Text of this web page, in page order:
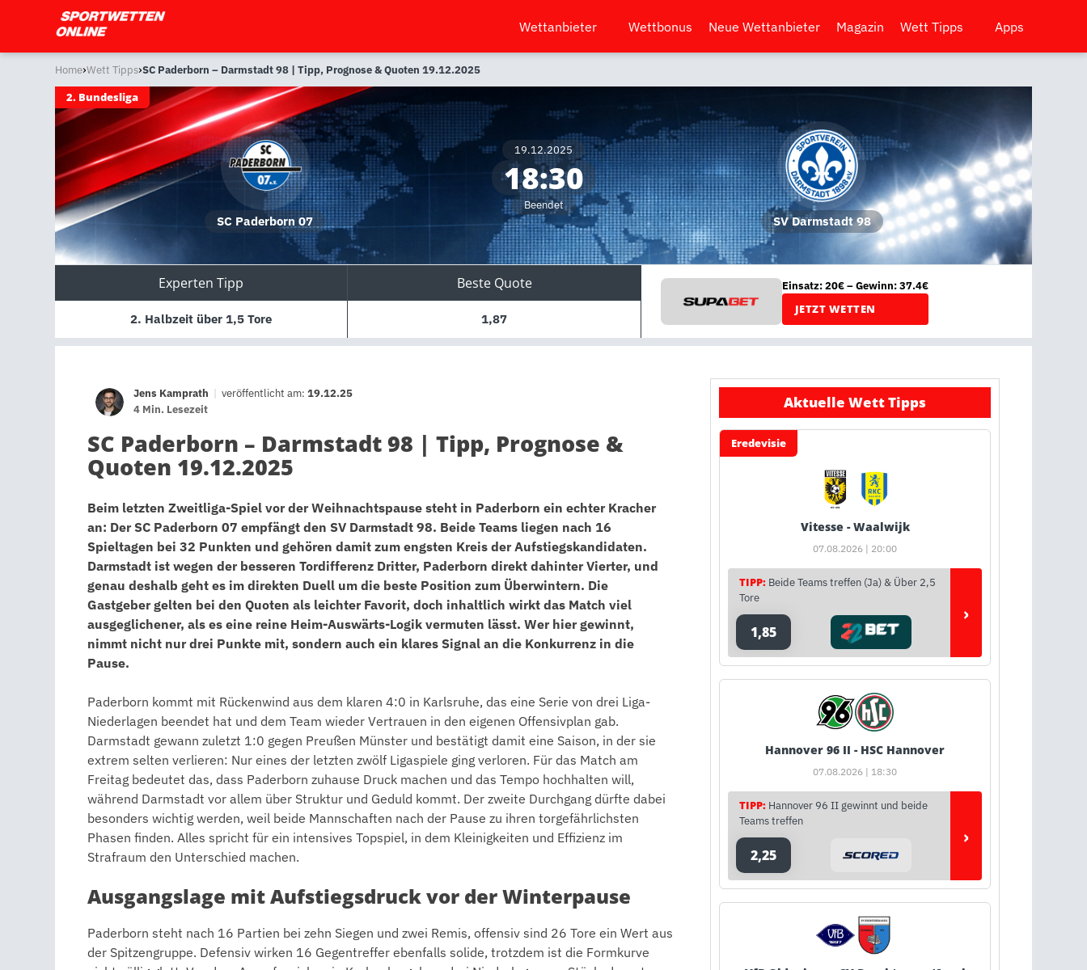
Wettanbieter Wettbonus Neue Wettanbieter Magazin Wett Tipps Apps
Home›Wett Tipps›SC Paderborn – Darmstadt 98 | Tipp, Prognose & Quoten 19.12.2025
2. Bundesliga
SC Paderborn 07
19.12.2025
18:30
Beendet
SV Darmstadt 98
Experten Tipp Beste Quote
2. Halbzeit über 1,5 Tore 1,87
Einsatz: 20€ – Gewinn: 37.4€
JETZT WETTEN
Jens Kamprath | veröffentlicht am: 19.12.25
4 Min. Lesezeit
SC Paderborn – Darmstadt 98 | Tipp, Prognose &
Quoten 19.12.2025
Beim letzten Zweitliga-Spiel vor der Weihnachtspause steht in Paderborn ein echter Kracher
an: Der SC Paderborn 07 empfängt den SV Darmstadt 98. Beide Teams liegen nach 16
Spieltagen bei 32 Punkten und gehören damit zum engsten Kreis der Aufstiegskandidaten.
Darmstadt ist wegen der besseren Tordifferenz Dritter, Paderborn direkt dahinter Vierter, und
genau deshalb geht es im direkten Duell um die beste Position zum Überwintern. Die
Gastgeber gelten bei den Quoten als leichter Favorit, doch inhaltlich wirkt das Match viel
ausgeglichener, als es eine reine Heim-Auswärts-Logik vermuten lässt. Wer hier gewinnt,
nimmt nicht nur drei Punkte mit, sondern auch ein klares Signal an die Konkurrenz in die
Pause.
Paderborn kommt mit Rückenwind aus dem klaren 4:0 in Karlsruhe, das eine Serie von drei Liga-
Niederlagen beendet hat und dem Team wieder Vertrauen in den eigenen Offensivplan gab.
Darmstadt gewann zuletzt 1:0 gegen Preußen Münster und bestätigt damit eine Saison, in der sie
extrem selten verlieren: Nur eines der letzten zwölf Ligaspiele ging verloren. Für das Match am
Freitag bedeutet das, dass Paderborn zuhause Druck machen und das Tempo hochhalten will,
während Darmstadt vor allem über Struktur und Geduld kommt. Der zweite Durchgang dürfte dabei
besonders wichtig werden, weil beide Mannschaften nach der Pause zu ihren torgefährlichsten
Phasen finden. Alles spricht für ein intensives Topspiel, in dem Kleinigkeiten und Effizienz im
Strafraum den Unterschied machen.
Ausgangslage mit Aufstiegsdruck vor der Winterpause
Paderborn steht nach 16 Partien bei zehn Siegen und zwei Remis, offensiv sind 26 Tore ein Wert aus
der Spitzengruppe. Defensiv wirken 16 Gegentreffer ebenfalls solide, trotzdem ist die Formkurve
Aktuelle Wett Tipps
Eredevisie
Vitesse - Waalwijk
07.08.2026 | 20:00
TIPP: Beide Teams treffen (Ja) & Über 2,5
Tore
1,85
›
Hannover 96 II - HSC Hannover
07.08.2026 | 18:30
TIPP: Hannover 96 II gewinnt und beide
Teams treffen
2,25
›